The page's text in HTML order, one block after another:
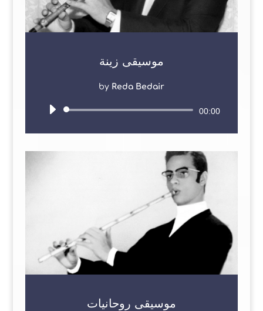
موسيقى زينة
by Reda Bedair
Audio
00:00
موسيقى روحانيات